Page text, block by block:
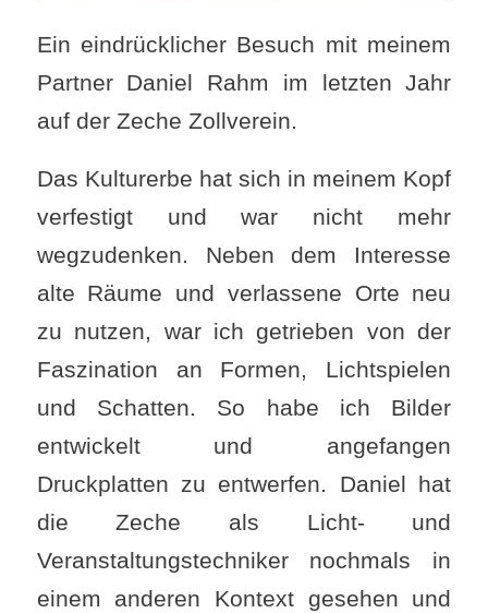
Ein eindrücklicher Besuch mit meinem
Partner Daniel Rahm im letzten Jahr
auf der Zeche Zollverein.
Das Kulturerbe hat sich in meinem Kopf
verfestigt und war nicht mehr
wegzudenken. Neben dem Interesse
alte Räume und verlassene Orte neu
zu nutzen, war ich getrieben von der
Faszination an Formen, Lichtspielen
und Schatten. So habe ich Bilder
entwickelt und angefangen
Druckplatten zu entwerfen. Daniel hat
die Zeche als Licht- und
Veranstaltungstechniker nochmals in
einem anderen Kontext gesehen und